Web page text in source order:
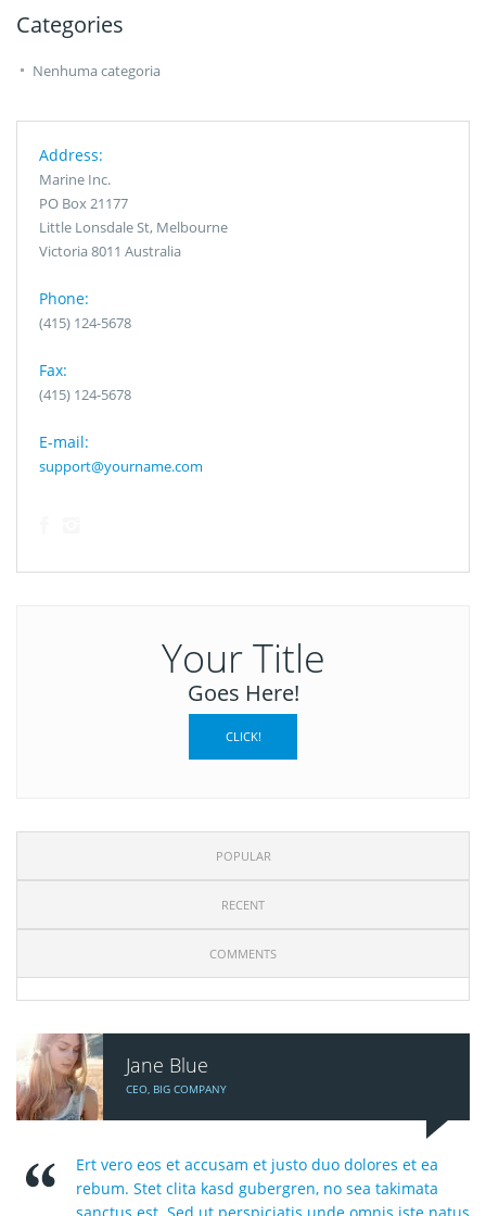
Categories
Nenhuma categoria
Address:
Marine Inc.
PO Box 21177
Little Lonsdale St, Melbourne
Victoria 8011 Australia
Phone:
(415) 124-5678
Fax:
(415) 124-5678
E-mail:
support@yourname.com
Your Title
Goes Here!
CLICK!
POPULAR
RECENT
COMMENTS
Jane Blue
CEO, BIG COMPANY
Ert vero eos et accusam et justo duo dolores et ea
rebum. Stet clita kasd gubergren, no sea takimata